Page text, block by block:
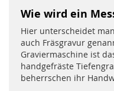
Wie wird ein
Hier unterscheidet
auch Fräsgravur
Graviermaschine ist
handgefräste
beherrschen ihr